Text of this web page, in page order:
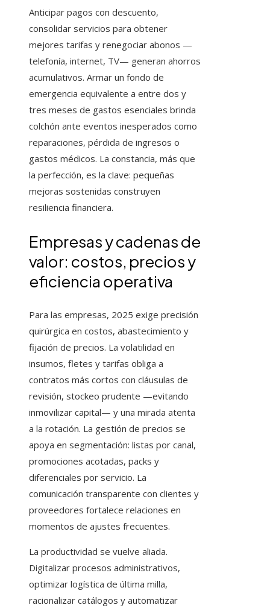
Anticipar pagos con descuento,
consolidar servicios para obtener
mejores tarifas y renegociar abonos —
telefonía, internet, TV— generan ahorros
acumulativos. Armar un fondo de
emergencia equivalente a entre dos y
tres meses de gastos esenciales brinda
colchón ante eventos inesperados como
reparaciones, pérdida de ingresos o
gastos médicos. La constancia, más que
la perfección, es la clave: pequeñas
mejoras sostenidas construyen
resiliencia financiera.
Empresas y cadenas de
valor: costos, precios y
eficiencia operativa
Para las empresas, 2025 exige precisión
quirúrgica en costos, abastecimiento y
fijación de precios. La volatilidad en
insumos, fletes y tarifas obliga a
contratos más cortos con cláusulas de
revisión, stockeo prudente —evitando
inmovilizar capital— y una mirada atenta
a la rotación. La gestión de precios se
apoya en segmentación: listas por canal,
promociones acotadas, packs y
diferenciales por servicio. La
comunicación transparente con clientes y
proveedores fortalece relaciones en
momentos de ajustes frecuentes.
La productividad se vuelve aliada.
Digitalizar procesos administrativos,
optimizar logística de última milla,
racionalizar catálogos y automatizar